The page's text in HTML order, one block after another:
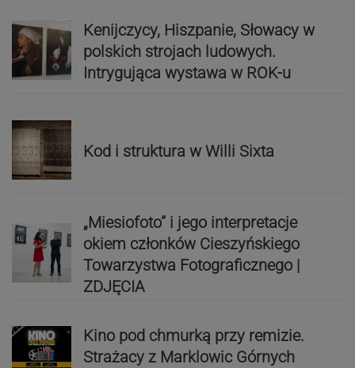
Kenijczycy, Hiszpanie, Słowacy w
polskich strojach ludowych.
Intrygująca wystawa w ROK-u
Kod i struktura w Willi Sixta
„Miesiofoto” i jego interpretacje
okiem członków Cieszyńskiego
Towarzystwa Fotograficznego |
ZDJĘCIA
Kino pod chmurką przy remizie.
Strażacy z Marklowic Górnych